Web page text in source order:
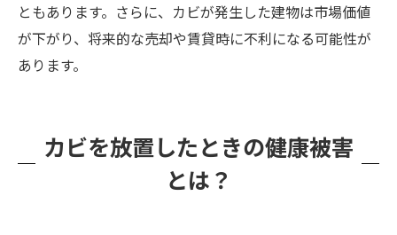
ともあります。さらに、カビが発生した建物は市場価値
が下がり、将来的な売却や賃貸時に不利になる可能性が
あります。
カビを放置したときの健康被害
とは？